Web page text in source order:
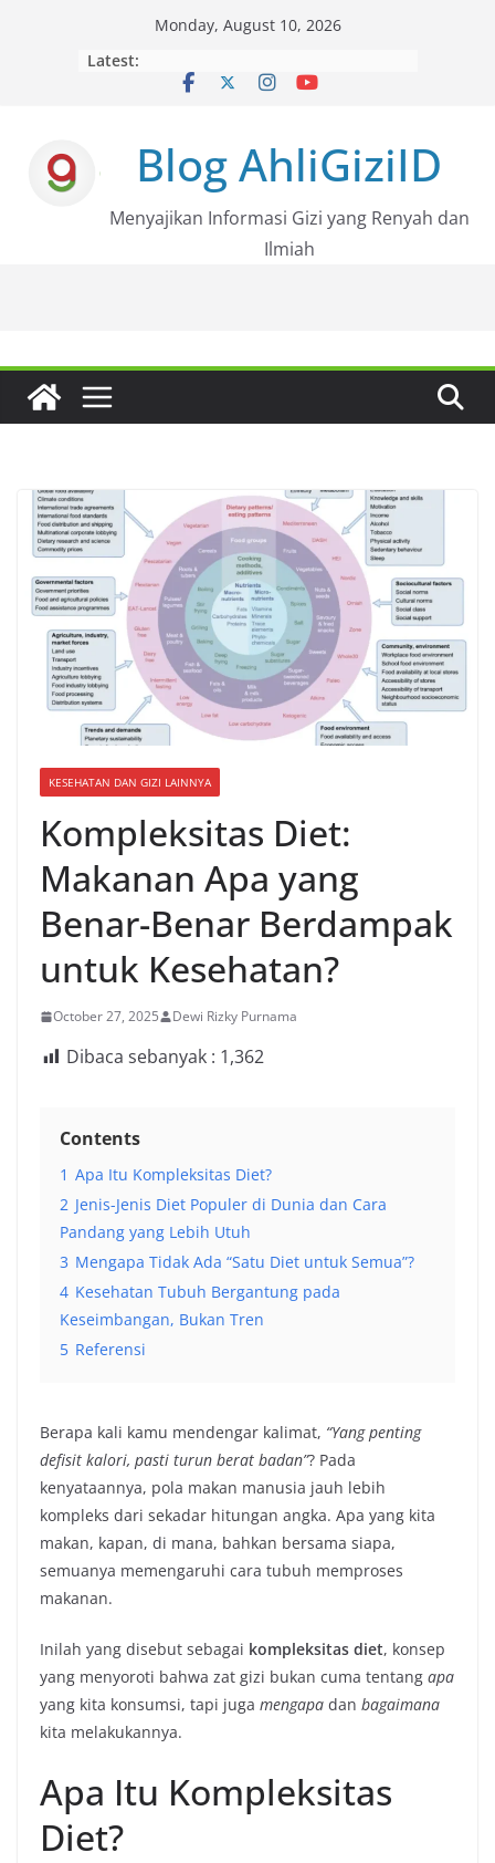
Monday, August 10, 2026
Latest:
Blog AhliGiziID
Menyajikan Informasi Gizi yang Renyah dan
Ilmiah
KESEHATAN DAN GIZI LAINNYA
Kompleksitas Diet:
Makanan Apa yang
Benar-Benar Berdampak
untuk Kesehatan?
October 27, 2025 Dewi Rizky Purnama
Dibaca sebanyak : 1,362
Contents
1 Apa Itu Kompleksitas Diet?
2 Jenis-Jenis Diet Populer di Dunia dan Cara
Pandang yang Lebih Utuh
3 Mengapa Tidak Ada “Satu Diet untuk Semua”?
4 Kesehatan Tubuh Bergantung pada
Keseimbangan, Bukan Tren
5 Referensi
Berapa kali kamu mendengar kalimat, “Yang penting
defisit kalori, pasti turun berat badan”? Pada
kenyataannya, pola makan manusia jauh lebih
kompleks dari sekadar hitungan angka. Apa yang kita
makan, kapan, di mana, bahkan bersama siapa,
semuanya memengaruhi cara tubuh memproses
makanan.
Inilah yang disebut sebagai kompleksitas diet, konsep
yang menyoroti bahwa zat gizi bukan cuma tentang apa
yang kita konsumsi, tapi juga mengapa dan bagaimana
kita melakukannya.
Apa Itu Kompleksitas
Diet?